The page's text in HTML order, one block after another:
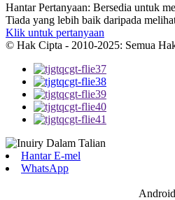
Hantar Pertanyaan: Bersedia untuk
Tiada yang lebih baik daripada
Klik untuk pertanyaan
© Hak Cipta - 2010-2025: Semua
Hantar E-mel
WhatsApp
Android